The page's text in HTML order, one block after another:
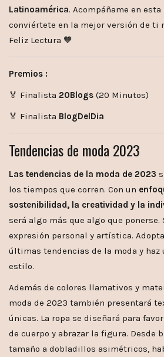
Latinoamérica. Acompáñame en
conviértete en la mejor versión de ti
Feliz Lectura 🧡
Premios :
🏅 Finalista 20Blogs (20 Minutos)
🏅 Finalista BlogDelDia
Tendencias de moda 2023
Las tendencias de la moda de 2023
los tiempos que corren. Con un
sostenibilidad, la creatividad y la
será algo más que algo que ponerse.
expresión personal y artística.
últimas tendencias de la moda y haz
estilo.
Además de colores llamativos y
moda de 2023 también presentará
únicas. La ropa se diseñará para
de cuerpo y abrazar la figura. Desde
tamaño a dobladillos asimétricos,